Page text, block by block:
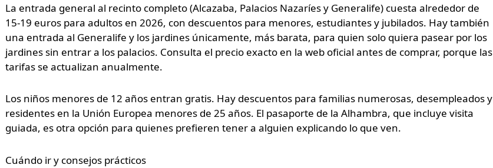
La entrada general al recinto completo (Alcazaba, Palacios Nazaríes y Generalife) cuesta alrededor de
15-19 euros para adultos en 2026, con descuentos para menores, estudiantes y jubilados. Hay también
una entrada al Generalife y los jardines únicamente, más barata, para quien solo quiera pasear por los
jardines sin entrar a los palacios. Consulta el precio exacto en la web oficial antes de comprar, porque las
tarifas se actualizan anualmente.
Los niños menores de 12 años entran gratis. Hay descuentos para familias numerosas, desempleados y
residentes en la Unión Europea menores de 25 años. El pasaporte de la Alhambra, que incluye visita
guiada, es otra opción para quienes prefieren tener a alguien explicando lo que ven.
Cuándo ir y consejos prácticos